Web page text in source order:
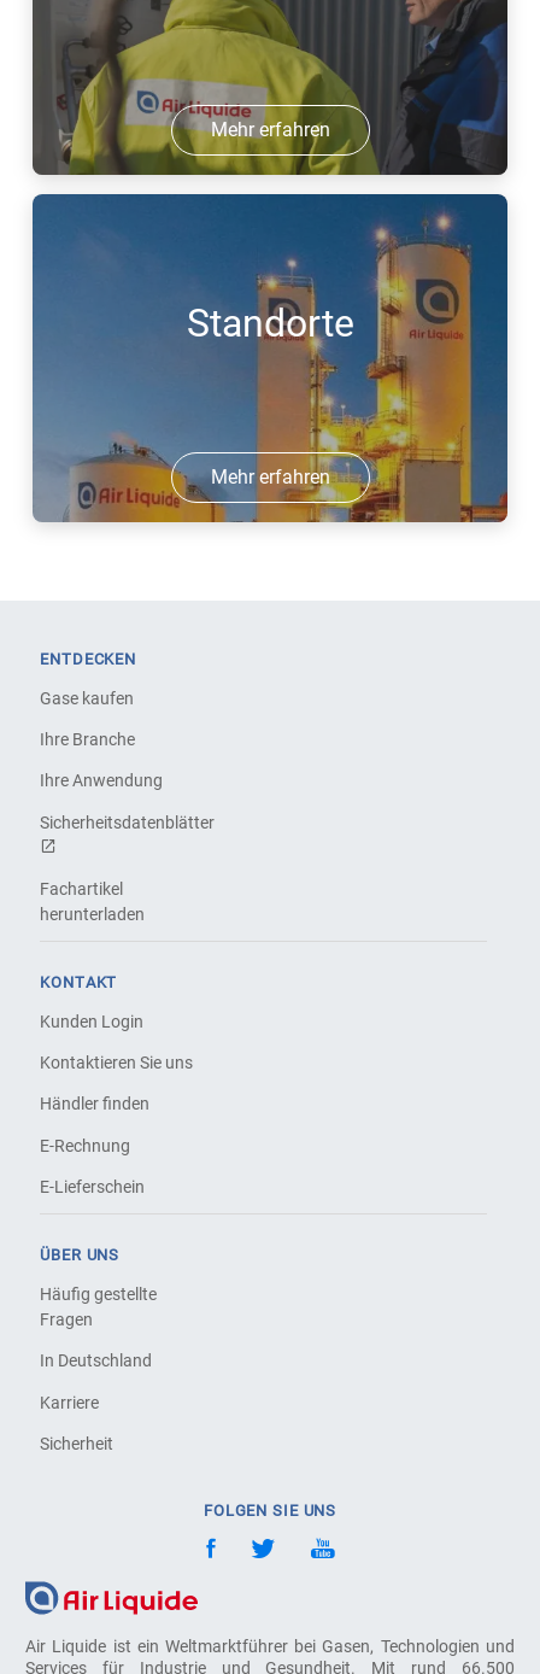
Mehr erfahren
Standorte
Mehr erfahren
Air Liquide ist ein Weltmarktführer bei Gasen, Technologien und
Services für Industrie und Gesundheit. Mit rund 66.500
ENTDECKEN
Gase kaufen
Ihre Branche
Ihre Anwendung
Sicherheitsdatenblätter
Fachartikel
herunterladen
KONTAKT
Kunden Login
Kontaktieren Sie uns
Händler finden
E-Rechnung
E-Lieferschein
ÜBER UNS
Häufig gestellte
Fragen
In Deutschland
Karriere
Sicherheit
FOLGEN SIE UNS